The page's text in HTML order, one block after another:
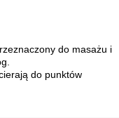
do masażu i
do punktów